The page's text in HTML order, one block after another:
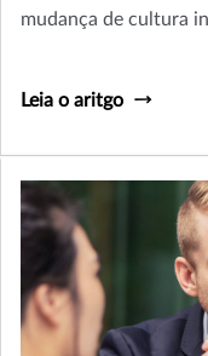
mudança de cultura
Leia o aritgo